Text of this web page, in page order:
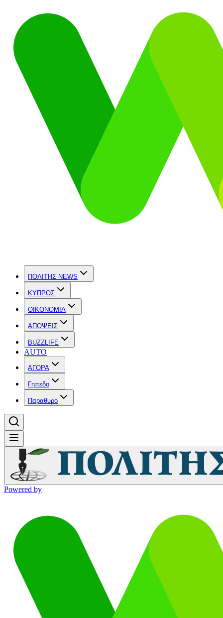
ΠΟΛΙΤΗΣ NEWS
ΚΥΠΡΟΣ
OIKONOMIA
ΑΠΟΨΕΙΣ
BUZZLIFE
AUTO
ΑΓΟΡΑ
Γηπεδο
Παραθυρο
Powered by